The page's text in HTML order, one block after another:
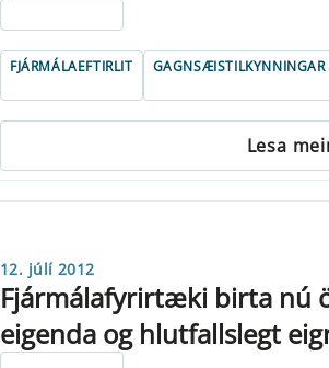
FJÁRMÁLAEFTIRLIT GAGNSÆISTILKYNNINGAR
Lesa
12. júlí 2012
Fjármálafyrirtæki birta nú
eigenda og hlutfallslegt